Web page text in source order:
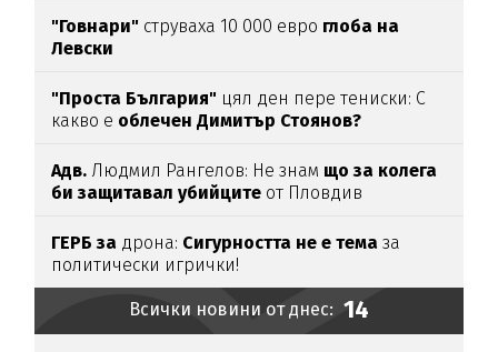
"Говнари" струваха 10 000 евро глоба на
Левски
"Проста България" цял ден пере тениски: С
какво е облечен Димитър Стоянов?
Адв. Людмил Рангелов: Не знам що за колега
би защитавал убийците от Пловдив
ГЕРБ за дрона: Сигурността не е темаза
политически игрички!
Всички новини от днес: 14